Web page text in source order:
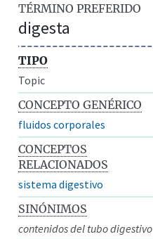
TÉRMINO PREFERIDO
digesta
TIPO
Topic
CONCEPTO GENÉRICO
fluidos corporales
CONCEPTOS
RELACIONADOS
sistema digestivo
SINÓNIMOS
contenidos del tubo digestivo